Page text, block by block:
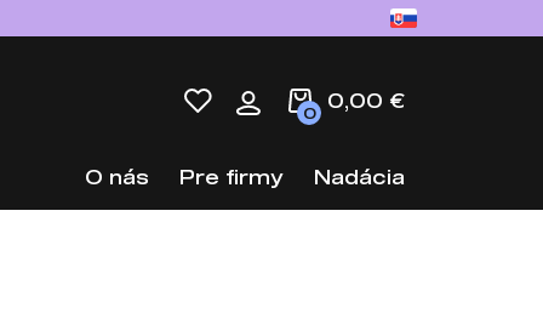
0
0,00 €
O nás Pre firmy Nadácia